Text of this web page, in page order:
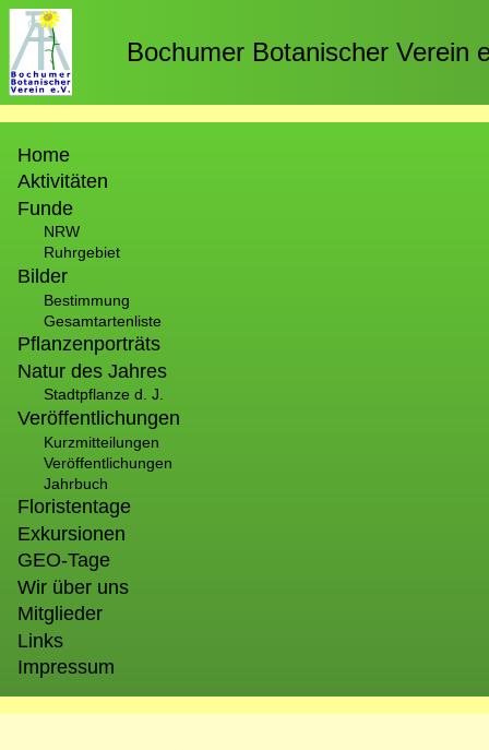
Direkt
zum
Inhalt
Bochumer Botanischer Verein
Home
Aktivitäten
Funde
NRW
Ruhrgebiet
Bilder
Bestimmung
Gesamtartenliste
Pflanzenporträts
Natur des Jahres
Stadtpflanze d. J.
Veröffentlichungen
Kurzmitteilungen
Veröffentlichungen
Jahrbuch
Floristentage
Exkursionen
GEO-Tage
Wir über uns
Mitglieder
Links
Impressum